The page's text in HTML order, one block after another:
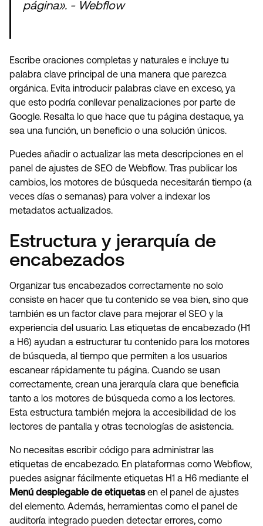
página». - Webflow
Escribe oraciones completas y naturales e incluye tu
palabra clave principal de una manera que parezca
orgánica. Evita introducir palabras clave en exceso, ya
que esto podría conllevar penalizaciones por parte de
Google. Resalta lo que hace que tu página destaque, ya
sea una función, un beneficio o una solución únicos.
Puedes añadir o actualizar las meta descripciones en el
panel de ajustes de SEO de Webflow. Tras publicar los
cambios, los motores de búsqueda necesitarán tiempo (a
veces días o semanas) para volver a indexar los
metadatos actualizados.
Estructura y jerarquía de
encabezados
Organizar tus encabezados correctamente no solo
consiste en hacer que tu contenido se vea bien, sino que
también es un factor clave para mejorar el SEO y la
experiencia del usuario. Las etiquetas de encabezado (H1
a H6) ayudan a estructurar tu contenido para los motores
de búsqueda, al tiempo que permiten a los usuarios
escanear rápidamente tu página. Cuando se usan
correctamente, crean una jerarquía clara que beneficia
tanto a los motores de búsqueda como a los lectores.
Esta estructura también mejora la accesibilidad de los
lectores de pantalla y otras tecnologías de asistencia.
No necesitas escribir código para administrar las
etiquetas de encabezado. En plataformas como Webflow,
puedes asignar fácilmente etiquetas H1 a H6 mediante el
Menú desplegable de etiquetasen el panel de ajustes
del elemento. Además, herramientas como el panel de
auditoría integrado pueden detectar errores, como